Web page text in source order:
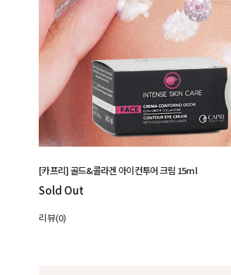
[카프리] 골드&콜라겐 아이컨투어 크림 15ml
Sold Out
리뷰(0)